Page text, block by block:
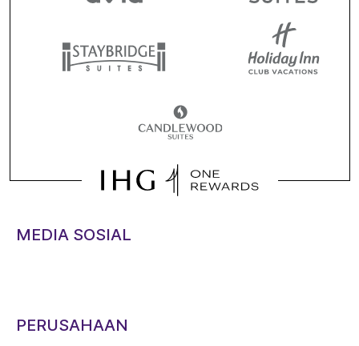
MEDIA SOSIAL
PERUSAHAAN